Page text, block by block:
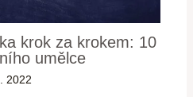
krok za krokem: 10
umělce
2022